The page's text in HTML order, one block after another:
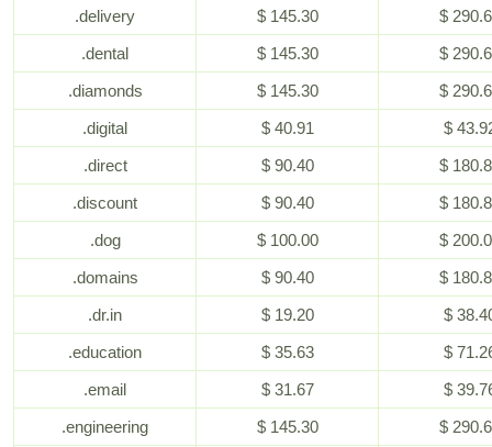
.delivery
$ 145.30
$
.dental
$ 145.30
$
.diamonds
$ 145.30
$
.digital
$ 40.91
$
.direct
$ 90.40
$
.discount
$ 90.40
$
.dog
$ 100.00
$
.domains
$ 90.40
$
.dr.in
$ 19.20
$
.education
$ 35.63
$
.email
$ 31.67
$
.engineering
$ 145.30
$